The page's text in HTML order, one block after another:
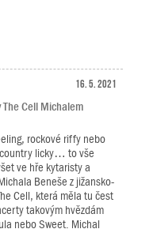
16. 5. 2021
The Cell Michalem
rockové riffy nebo
licky… to vše
ve hře kytaristy a
Beneše z jižansko-
Cell, která měla tu čest
takovým hvězdám
nebo Sweet. Michal